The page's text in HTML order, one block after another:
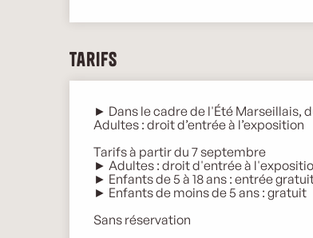
Tarifs
► Dans le cadre de l'Été Marseillais,
Adultes : droit d’entrée à l’exposition
Tarifs à partir du 7 septembre
► Adultes : droit d'entrée à
► Enfants de 5 à 18 ans : entrée
► Enfants de moins de 5 ans : gratuit
Sans réservation